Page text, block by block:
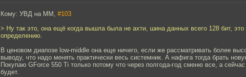
Кому: УВД на ММ, #103
> Ну так это, она ещё когда вышла была не ахти, шина данных всего 128 бит, это
определению.
В ценовом диапозе low-middle она еще ничего, если же рассматривать более
выводу, что надо менять практически весь системник. А нафига тогда брать
Покупаю GForce 550 Ti только потому что через полгода-год сменю все, а сейчас
будет.